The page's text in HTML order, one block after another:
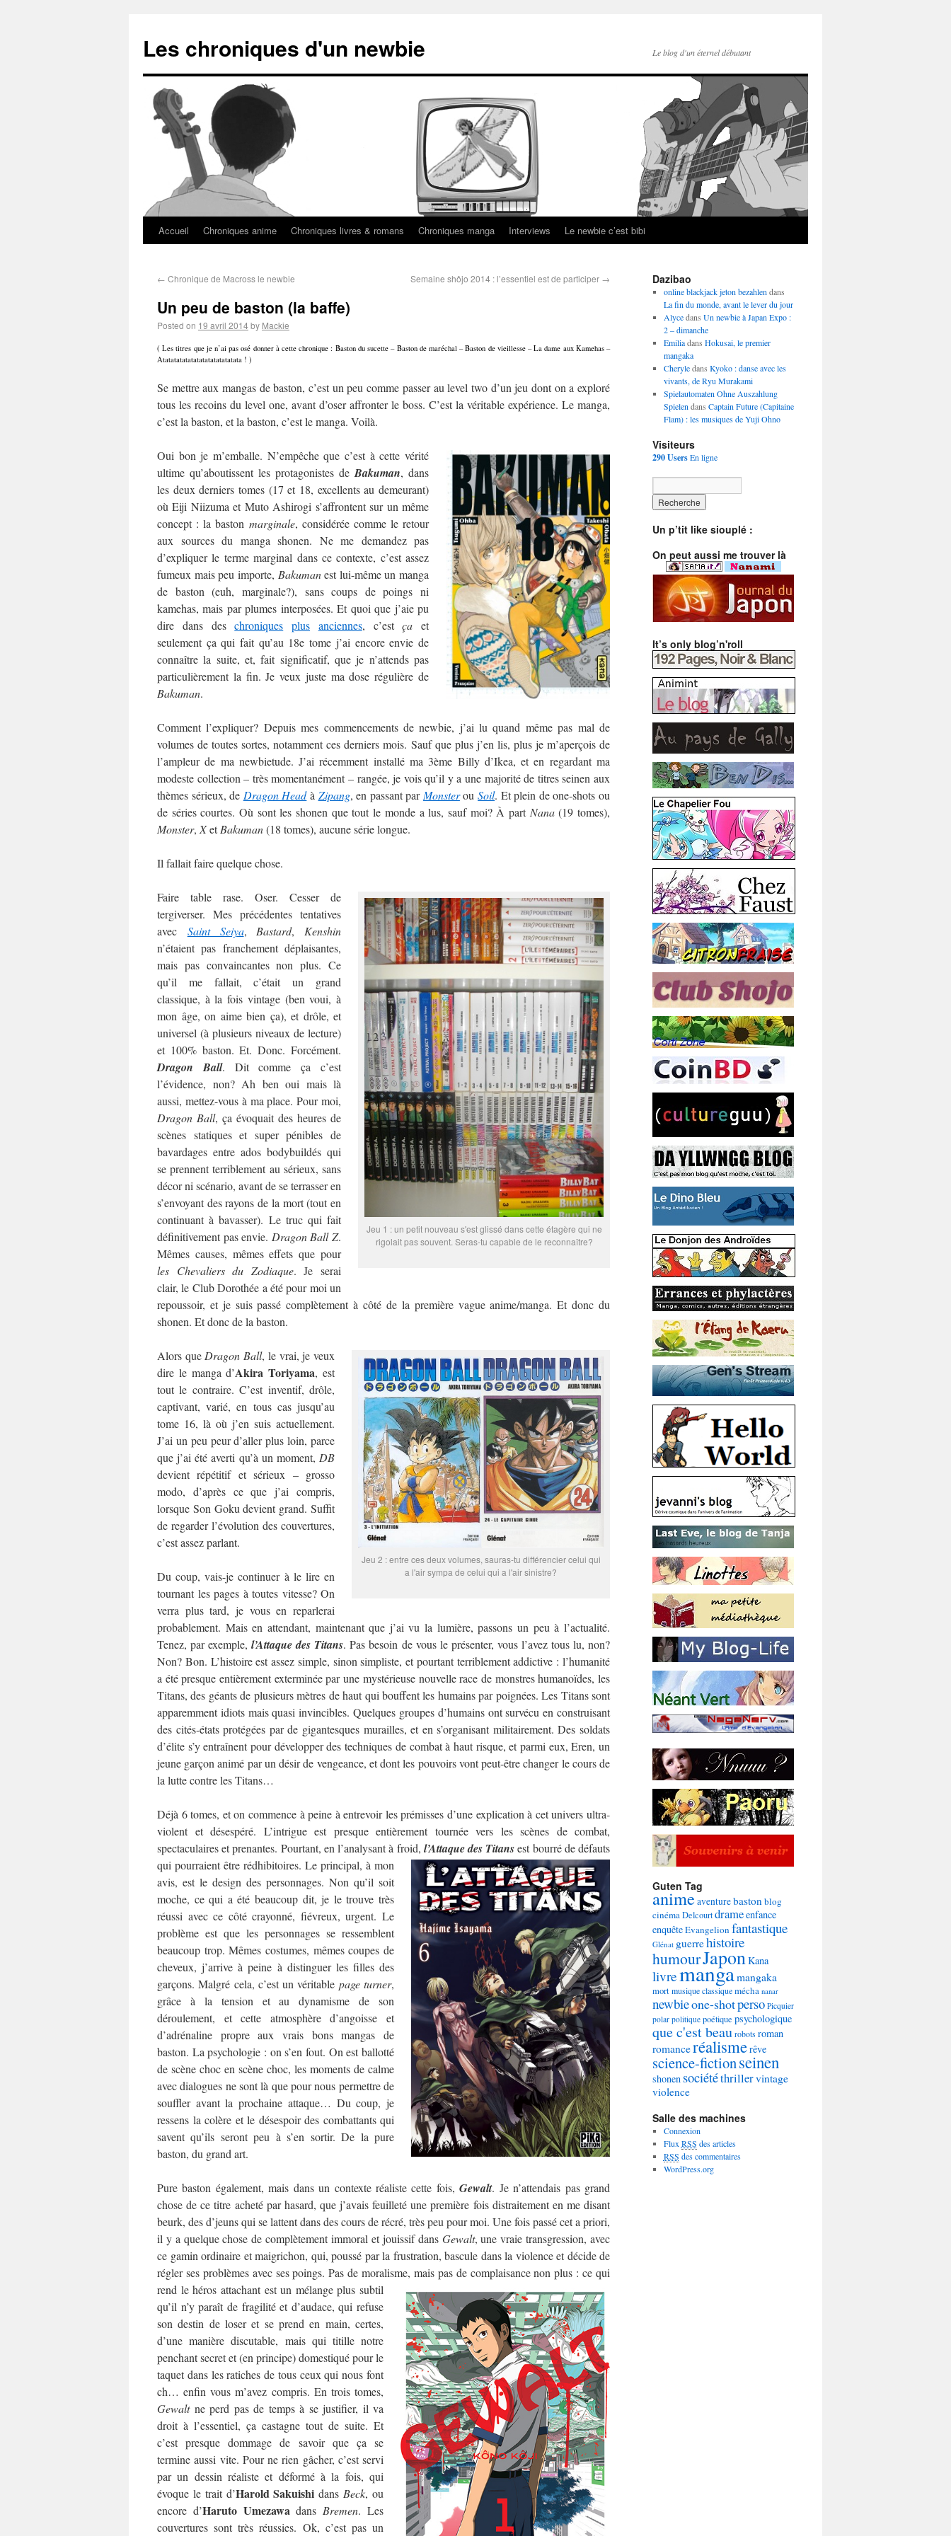
Les chroniques d'un newbie Le blog d'un éternel débutant
Accueil Chroniques anime Chroniques livres & romans Chroniques manga Interviews Le newbie c’est bibi
← Chronique de Macross le newbie Semaine shôjo 2014 : l’essentiel est de participer →
Un peu de baston (la baffe)
Posted on 19 avril 2014by Mackie
( Les titres que je n’ai pas osé donner à cette chronique : Baston du sucette – Baston de maréchal – Baston de vieillesse – La dame aux Kamehas –
Atatatatatatatatatatatatatata ! )
Se mettre aux mangas de baston, c’est un peu comme passer au level two d’un jeu dont on a exploré
tous les recoins du level one, avant d’oser affronter le boss. C’est la véritable expérience. Le manga,
c’est la baston, et la baston, c’est le manga. Voilà.
Oui bon je m’emballe. N’empêche que c’est à cette vérité
ultime qu’aboutissent les protagonistes de Bakuman, dans
les deux derniers tomes (17 et 18, excellents au demeurant)
où Eiji Niizuma et Muto Ashirogi s’affrontent sur un même
concept : la baston marginale, considérée comme le retour
aux sources du manga shonen. Ne me demandez pas
d’expliquer le terme marginal dans ce contexte, c’est assez
fumeux mais peu importe, Bakumanest lui-même un manga
de baston (euh, marginale?), sans coups de poings ni
kamehas, mais par plumes interposées. Et quoi que j’aie pu
dire dans deschroniques plus anciennes, c’estça et
seulement ça qui fait qu’au 18e tome j’ai encore envie de
connaître la suite, et, fait significatif, que je n’attends pas
particulièrement la fin. Je veux juste ma dose régulière de
Bakuman.
Comment l’expliquer? Depuis mes commencements de newbie, j’ai lu quand même pas mal de
volumes de toutes sortes, notamment ces derniers mois. Sauf que plus j’en lis, plus je m’aperçois de
l’ampleur de ma newbietude. J’ai récemment installé ma 3ème Billy d’Ikea, et en regardant ma
modeste collection – très momentanément – rangée, je vois qu’il y a une majorité de titres seinen aux
thèmes sérieux, de Dragon Headà Zipang, en passant par MonsterouSoil. Et plein de one-shots ou
de séries courtes. Où sont les shonen que tout le monde a lus, sauf moi? À part Nana(19 tomes),
Monster, XetBakuman(18 tomes), aucune série longue.
Il fallait faire quelque chose.
Jeu 1 : un petit nouveau s'est glissé dans cette étagère qui ne
rigolait pas souvent. Seras-tu capable de le reconnaître?
Faire table rase. Oser. Cesser de
tergiverser. Mes précédentes tentatives
avec Saint Seiya, Bastard, Kenshin
n’étaient pas franchement déplaisantes,
mais pas convaincantes non plus. Ce
qu’il me fallait, c’était un grand
classique, à la fois vintage (ben voui, à
mon âge, on aime bien ça), et drôle, et
universel (à plusieurs niveaux de lecture)
et 100% baston. Et. Donc. Forcément.
Dragon Ball. Dit comme ça c’est
l’évidence, non? Ah ben oui mais là
aussi, mettez-vous à ma place. Pour moi,
Dragon Ball, ça évoquait des heures de
scènes statiques et super pénibles de
bavardages entre ados bodybuildés qui
se prennent terriblement au sérieux, sans
décor ni scénario, avant de se terrasser en
s’envoyant des rayons de la mort (tout en
continuant à bavasser). Le truc qui fait
définitivement pas envie. Dragon Ball Z.
Mêmes causes, mêmes effets que pour
les Chevaliers du Zodiaque. Je serai
clair, le Club Dorothée a été pour moi un
repoussoir, et je suis passé complètement à côté de la première vague anime/manga. Et donc du
shonen. Et donc de la baston.
Jeu 2 : entre ces deux volumes, sauras-tu différencier celui qui
a l'air sympa de celui qui a l'air sinistre?
Alors que Dragon Ball, le vrai, je veux
dire le manga d’Akira Toriyama, est
tout le contraire. C’est inventif, drôle,
captivant, varié, en tous cas jusqu’au
tome 16, là où j’en suis actuellement.
J’ai un peu peur d’aller plus loin, parce
que j’ai été averti qu’à un moment, DB
devient répétitif et sérieux – grosso
modo, d’après ce que j’ai compris,
lorsque Son Goku devient grand. Suffit
de regarder l’évolution des couvertures,
c’est assez parlant.
Du coup, vais-je continuer à le lire en
tournant les pages à toutes vitesse? On
verra plus tard, je vous en reparlerai
probablement. Mais en attendant, maintenant que j’ai vu la lumière, passons un peu à l’actualité.
Tenez, par exemple,l’Attaque des Titans. Pas besoin de vous le présenter, vous l’avez tous lu, non?
Non? Bon. L’histoire est assez simple, sinon simpliste, et pourtant terriblement addictive : l’humanité
a été presque entièrement exterminée par une mystérieuse nouvelle race de monstres humanoïdes, les
Titans, des géants de plusieurs mètres de haut qui bouffent les humains par poignées. Les Titans sont
apparemment idiots mais quasi invincibles. Quelques groupes d’humains ont survécu en construisant
des cités-états protégées par de gigantesques murailles, et en s’organisant militairement. Des soldats
d’élite s’y entraînent pour développer des techniques de combat à haut risque, et parmi eux, Eren, un
jeune garçon animé par un désir de vengeance, et dont les pouvoirs vont peut-être changer le cours de
la lutte contre les Titans…
Déjà 6 tomes, et on commence à peine à entrevoir les prémisses d’une explication à cet univers ultra-
violent et désespéré. L’intrigue est presque entièrement tournée vers les scènes de combat,
spectaculaires et prenantes. Pourtant, en l’analysant à froid, l’Attaque des Titansest bourré de défauts
qui pourraient être rédhibitoires. Le principal, à mon
avis, est le design des personnages. Non qu’il soit
moche, ce qui a été beaucoup dit, je le trouve très
réussi avec ce côté crayonné, fiévreux, urgent. Le
problème est que les personnages se ressemblent
beaucoup trop. Mêmes costumes, mêmes coupes de
cheveux, j’arrive à peine à distinguer les filles des
garçons. Malgré cela, c’est un véritable page turner,
grâce à la tension et au dynamisme de son
déroulement, et cette atmosphère d’angoisse et
d’adrénaline propre aux vrais bons mangas de
baston. La psychologie : on s’en fout. On est ballotté
de scène choc en scène choc, les moments de calme
avec dialogues ne sont là que pour nous permettre de
souffler avant la prochaine attaque… Du coup, je
ressens la colère et le désespoir des combattants qui
savent qu’ils seront peu à s’en sortir. De la pure
baston, du grand art.
Pure baston également, mais dans un contexte réaliste cette fois,Gewalt. Je n’attendais pas grand
chose de ce titre acheté par hasard, que j’avais feuilleté une première fois distraitement en me disant
beurk, des d’jeuns qui se lattent dans des cours de récré, très peu pour moi. Une fois passé cet a priori,
il y a quelque chose de complètement immoral et jouissif dans Gewalt, une vraie transgression, avec
ce gamin ordinaire et maigrichon, qui, poussé par la frustration, bascule dans la violence et décide de
régler ses problèmes avec ses poings. Pas de moralisme, mais pas de complaisance non plus :ce qui
rend le héros attachant est un mélange plus subtil
qu’il n’y paraît de fragilité et d’audace, qui refuse
son destin de loser et se prend en main, certes,
d’une manière discutable, mais qui titille notre
penchant secret et (en principe) domestiqué pour le
taquet dans les ratiches de tous ceux qui nous font
ch… enfin vous m’avez compris. En trois tomes,
Gewaltne perd pas de temps à se justifier, il va
droit à l’essentiel, ça castagne tout de suite. Et
c’est presque dommage de savoir que ça se
termine aussi vite. Pour ne rien gâcher, c’est servi
par un dessin réaliste et déformé à la fois, qui
évoque le trait d’Harold Sakuishi dans Beck, ou
encore d’Haruto Umezawa dans Bremen. Les
couvertures sont très réussies. Ok, c’est pas un
Dazibao
online blackjack jeton bezahlen dans
La fin du monde, avant le lever du jour
Alycedans Un newbie à Japan Expo :
2 – dimanche
Emiliadans Hokusai, le premier
mangaka
Cheryledans Kyoko : danse avec les
vivants, de Ryu Murakami
Spielautomaten Ohne Auszahlung
Spielen dans Captain Future (Capitaine
Flam) : les musiques de Yuji Ohno
Visiteurs
290 UsersEn ligne
Un p’tit like siouplé :
On peut aussi me trouver là
It’s only blog’n'roll
Guten Tag
animeaventurebaston blog
cinémaDelcourtdrameenfance
enquêteEvangelion fantastique
Glénat guerrehistoire
humourJapon Kana
livremangamangaka
mortmusique classiquemécha nanar
newbieone-shotperso Picquier
polar politique poétique psychologique
que c'est beaurobotsroman
romanceréalismerêve
science-fictionseinen
shonen sociététhrillervintage
violence
Salle des machines
Connexion
Flux RSS des articles
RSS des commentaires
WordPress.org